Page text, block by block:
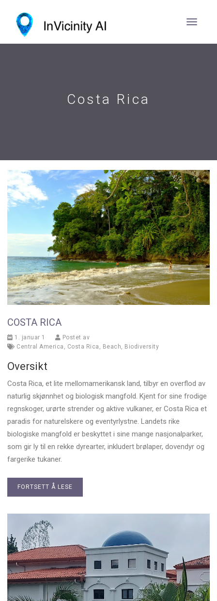
Costa Rica
COSTA RICA
1. januar 1
Postet av
Central America , Costa Rica , Beach, Biodiversity
Oversikt
Costa Rica, et lite mellomamerikansk land, tilbyr en overflod av
naturlig skjønnhet og biologisk mangfold. Kjent for sine frodige
regnskoger, urørte strender og aktive vulkaner, er Costa Rica et
paradis for naturelskere og eventyrlystne. Landets rike
biologiske mangfold er beskyttet i sine mange nasjonalparker,
som gir ly til en rekke dyrearter, inkludert brølaper, dovendyr og
fargerike tukaner.
FORTSETT Å LESE